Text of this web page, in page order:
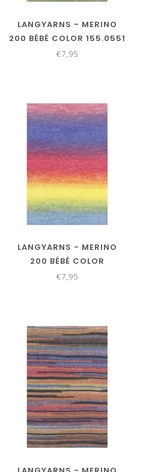
LANGYARNS - MERINO
200 BÉBÉ COLOR 155.0551
€7,95
LANGYARNS - MERINO
200 BÉBÉ COLOR
155.0553
€7,95